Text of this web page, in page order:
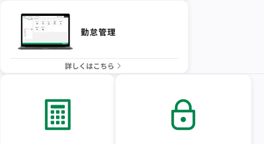
勤怠管理
詳しくはこちら